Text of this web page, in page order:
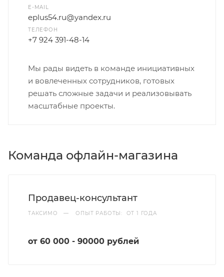
E-MAIL
eplus54.ru@yandex.ru
ТЕЛЕФОН
+7 924 391-48-14
Мы рады видеть в команде инициативных
и вовлеченных сотрудников, готовых
решать сложные задачи и реализовывать
масштабные проекты.
Команда офлайн-магазина
Продавец-консультант
ТАКСИМО — ОПЫТ РАБОТЫ: ОТ 1 ГОДА
от 60 000 - 90000 рублей